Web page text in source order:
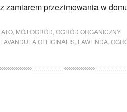
zamiarem przezimowania w
MÓJ OGRÓD OGRÓD ORGANICZNY
LAVANDULA OFFICINALIS LAWENDA